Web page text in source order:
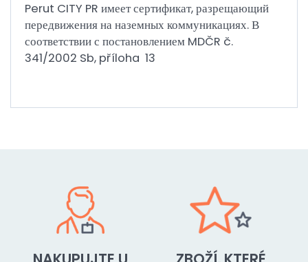
Perut CITY PR имеет сертификат, разрещающий
передвижения на наземных коммуникациях. В
соответствии с постановлением MDČR č.
341/2002 Sb, příloha 13